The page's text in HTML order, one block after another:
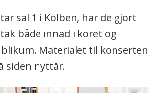
sal 1 i Kolben, har de gjort
både innad i koret og
Materialet til konserten
siden nyttår.